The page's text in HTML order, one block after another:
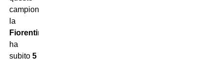
campionato,
la
Fiorentina
ha
subito 5